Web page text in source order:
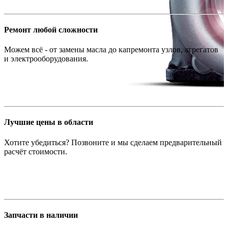
Ремонт любой сложности
Можем всё - от замены масла до капремонта узлов, агрегатов
и электрооборудования.
Лучшие цены в области
Хотите убедиться? Позвоните и мы сделаем предварительный
расчёт стоимости.
Запчасти в наличии